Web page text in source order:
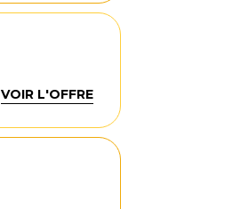
VOIR L'OFFRE